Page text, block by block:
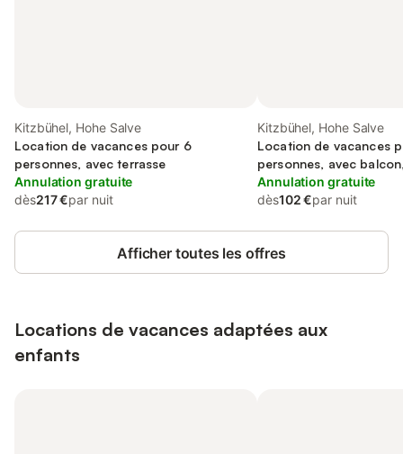
Kitzbühel, Hohe Salve
Location de vacances pour 6
personnes, avec terrasse
Annulation gratuite
dès217 €par nuit
Kitzbühel, Hohe Salve
Location de vacances
personnes, avec
familles
Annulation gratuite
dès102 €par nuit
Afficher toutes les offres
Locations de vacances adaptées aux
enfants